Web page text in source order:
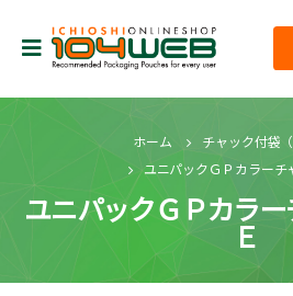
ホーム
チャック付袋（
ユニパックＧＰカラーチ
ユニパックＧＰカラ
Ｅ